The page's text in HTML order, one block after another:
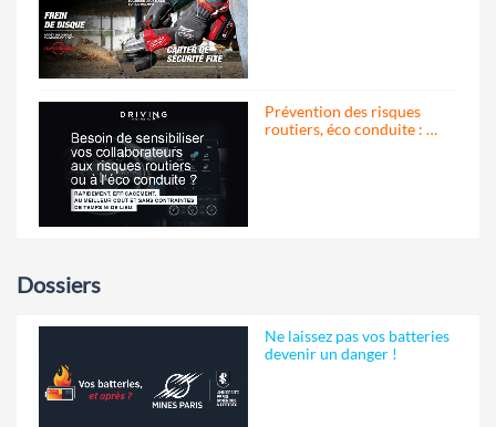
Prévention des risques
routiers, éco conduite : …
Dossiers
Ne laissez pas vos batteries
devenir un danger !